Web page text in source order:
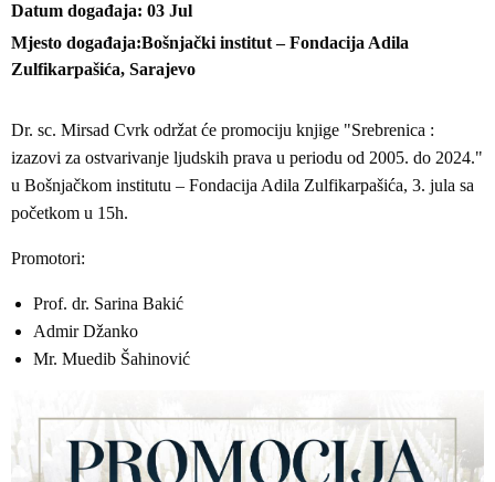
Datum događaja 03 Jul
Mjesto događaja Bošnjački institut – Fondacija Adila
Zulfikarpašića, Sarajevo
Dr. sc. Mirsad Cvrk održat će promociju knjige "Srebrenica :
izazovi za ostvarivanje ljudskih prava u periodu od 2005. do 2024."
u Bošnjačkom institutu – Fondacija Adila Zulfikarpašića, 3. jula sa
početkom u 15h.
Promotori:
Prof. dr. Sarina Bakić
Admir Džanko
Mr. Muedib Šahinović